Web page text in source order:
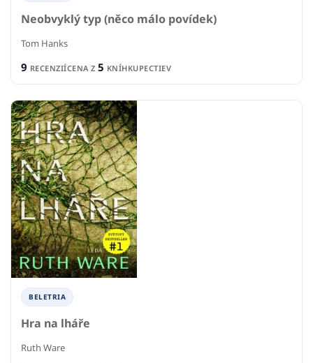
Neobvyklý typ (něco málo povídek)
Tom Hanks
9 RECENZIÍCENA Z 5 KNÍHKUPECTIEV
BELETRIA
Hra na lháře
Ruth Ware